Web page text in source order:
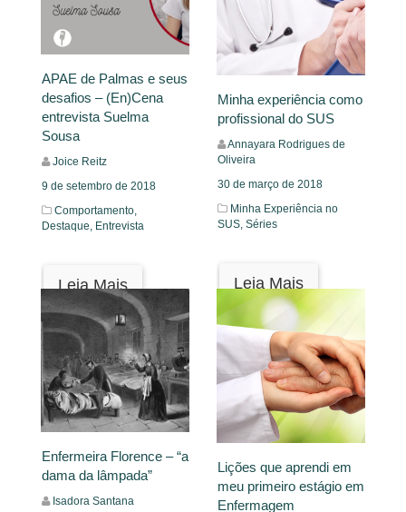
Leia Mais
APAE de Palmas e seus
desafios – (En)Cena
entrevista Suelma
Sousa
Joice Reitz
9 de setembro de 2018
Comportamento,
Destaque, Entrevista
Leia Mais
Minha experiência como
profissional do SUS
Annayara Rodrigues de
Oliveira
30 de março de 2018
Minha Experiência no
SUS, Séries
Leia Mais
Enfermeira Florence – “a
dama da lâmpada”
Isadora Santana
Lições que aprendi em
meu primeiro estágio em
Enfermagem